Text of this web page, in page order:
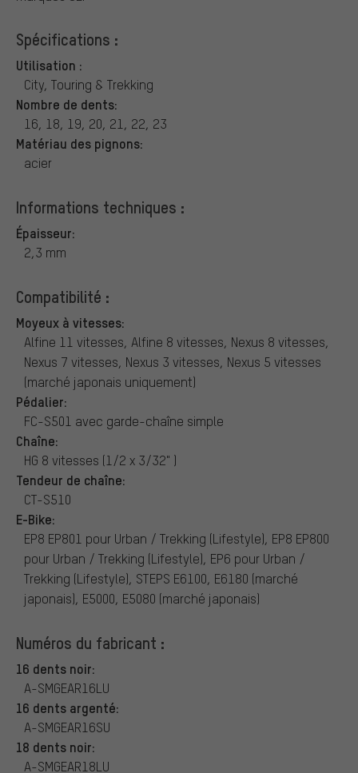
Spécifications :
Utilisation :
City, Touring & Trekking
Nombre de dents:
16, 18, 19, 20, 21, 22, 23
Matériau des pignons:
acier
Informations techniques :
Épaisseur:
2,3 mm
Compatibilité :
Moyeux à vitesses:
Alfine 11 vitesses, Alfine 8 vitesses, Nexus 8 vitesses,
Nexus 7 vitesses, Nexus 3 vitesses, Nexus 5 vitesses
(marché japonais uniquement)
Pédalier:
FC-S501 avec garde-chaîne simple
Chaîne:
HG 8 vitesses (1/2 x 3/32" )
Tendeur de chaîne:
CT-S510
E-Bike:
EP8 EP801 pour Urban / Trekking (Lifestyle), EP8 EP800
pour Urban / Trekking (Lifestyle), EP6 pour Urban /
Trekking (Lifestyle), STEPS E6100, E6180 (marché
japonais), E5000, E5080 (marché japonais)
Numéros du fabricant :
16 dents noir:
A-SMGEAR16LU
16 dents argenté:
A-SMGEAR16SU
18 dents noir:
A-SMGEAR18LU